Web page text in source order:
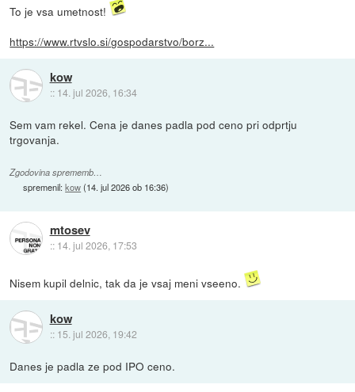
To je vsa umetnost!
https://www.rtvslo.si/gospodarstvo/borz...
kow
:: 14. jul 2026, 16:34
Sem vam rekel. Cena je danes padla pod ceno pri odprtju
trgovanja.
Zgodovina sprememb…
spremenil:kow(14. jul 2026 ob 16:36)
mtosev
:: 14. jul 2026, 17:53
Nisem kupil delnic, tak da je vsaj meni vseeno.
kow
:: 15. jul 2026, 19:42
Danes je padla ze pod IPO ceno.